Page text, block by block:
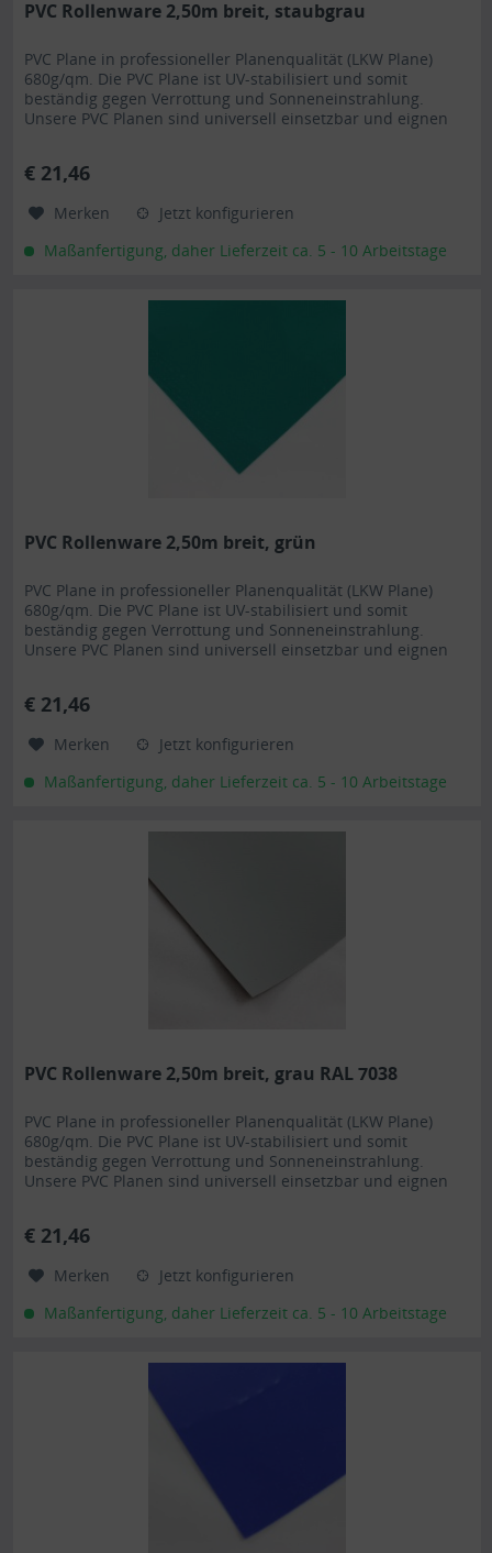
PVC Rollenware 2,50m breit, staubgrau
PVC Plane in professioneller Planenqualität (LKW Plane)
680g/qm. Die PVC Plane ist UV-stabilisiert und somit
beständig gegen Verrottung und Sonneneinstrahlung.
Unsere PVC Planen sind universell einsetzbar und eignen
Ihren Anhänger. Gerne erstellen wir Ihnen auch ein...
€ 21,46
Merken
Jetzt konfigurieren
Maßanfertigung, daher Lieferzeit ca. 5 - 10 Arbeitstage
PVC Rollenware 2,50m breit, grün
PVC Plane in professioneller Planenqualität (LKW Plane)
680g/qm. Die PVC Plane ist UV-stabilisiert und somit
beständig gegen Verrottung und Sonneneinstrahlung.
Unsere PVC Planen sind universell einsetzbar und eignen
Ihren Anhänger. Gerne erstellen wir Ihnen auch ein...
€ 21,46
Merken
Jetzt konfigurieren
Maßanfertigung, daher Lieferzeit ca. 5 - 10 Arbeitstage
PVC Rollenware 2,50m breit, grau RAL 7038
PVC Plane in professioneller Planenqualität (LKW Plane)
680g/qm. Die PVC Plane ist UV-stabilisiert und somit
beständig gegen Verrottung und Sonneneinstrahlung.
Unsere PVC Planen sind universell einsetzbar und eignen
Ihren Anhänger. Gerne erstellen wir Ihnen auch ein...
€ 21,46
Merken
Jetzt konfigurieren
Maßanfertigung, daher Lieferzeit ca. 5 - 10 Arbeitstage